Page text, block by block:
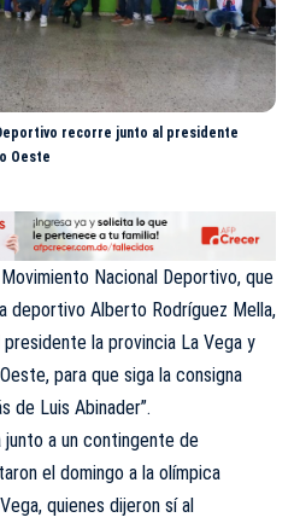
recorre junto al presidente
Oeste
Movimiento Nacional Deportivo, que
deportivo Alberto Rodríguez Mella,
la provincia La Vega y
Oeste, para que siga la consigna
de Luis Abinader”.
junto a un contingente de
el domingo a la olímpica
quienes dijeron sí al